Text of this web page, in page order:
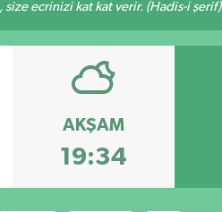
size ecrinizi kat kat verir. (Hadis-i şerif)
AKŞAM
19:34